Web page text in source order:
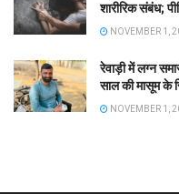
शारीरिक संबंध;
NOVEMBER 1,
रेवाड़ी में लग्न
साल की मासूम के
NOVEMBER 1,